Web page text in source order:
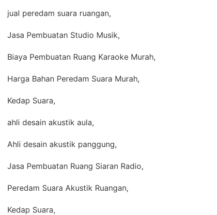
jual peredam suara ruangan,
Jasa Pembuatan Studio Musik,
Biaya Pembuatan Ruang Karaoke Murah,
Harga Bahan Peredam Suara Murah,
Kedap Suara,
ahli desain akustik aula,
Ahli desain akustik panggung,
Jasa Pembuatan Ruang Siaran Radio,
Peredam Suara Akustik Ruangan,
Kedap Suara,